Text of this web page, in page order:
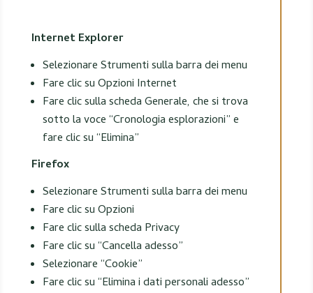
Internet Explorer
Selezionare Strumenti sulla barra dei menu
Fare clic su Opzioni Internet
Fare clic sulla scheda Generale, che si trova
sotto la voce “Cronologia esplorazioni” e
fare clic su “Elimina”
Firefox
Selezionare Strumenti sulla barra dei menu
Fare clic su Opzioni
Fare clic sulla scheda Privacy
Fare clic su “Cancella adesso”
Selezionare “Cookie”
Fare clic su “Elimina i dati personali adesso”